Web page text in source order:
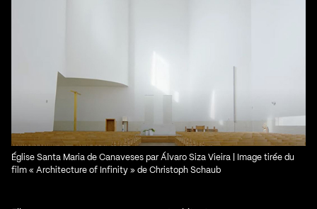
Église Santa Maria de Canaveses par Álvaro Siza Vieira | Image tirée du
film « Architecture of Infinity » de Christoph Schaub